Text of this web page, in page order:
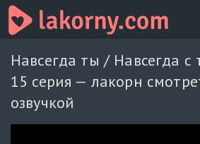
Навсегда ты / Навсегда с
15 серия — лакорн
озвучкой